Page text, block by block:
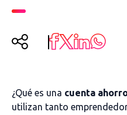
¿Qué es una cuenta
utilizan tanto